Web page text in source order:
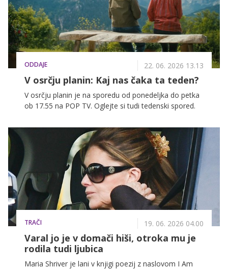
ODDAJE 22. 06. 2026 13.13
V osrčju planin: Kaj nas čaka ta teden?
V osrčju planin je na sporedu od ponedeljka do petka
ob 17.55 na POP TV. Oglejte si tudi tedenski spored.
TRAČI 19. 06. 2026 04.00
Varal jo je v domači hiši, otroka mu je
rodila tudi ljubica
Maria Shriver je lani v knjigi poezij z naslovom I Am